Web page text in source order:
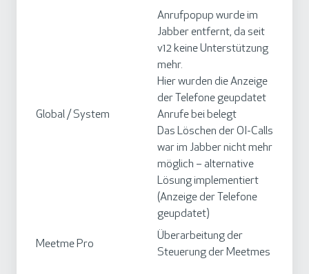
Global / System
Anrufpopup wurde im
Jabber entfernt, da seit
v12 keine Unterstützung
mehr.
Hier wurden die Anzeige
der Telefone geupdatet
Anrufe bei belegt
Das Löschen der OI-Calls
war im Jabber nicht mehr
möglich – alternative
Lösung implementiert
(Anzeige der Telefone
geupdatet)
Meetme Pro
Überarbeitung der
Steuerung der Meetmes